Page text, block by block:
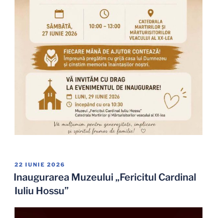
PUBLICAT
PE
22 IUNIE 2026
Inaugurarea Muzeului „Fericitul Cardinal
Iuliu Hossu”